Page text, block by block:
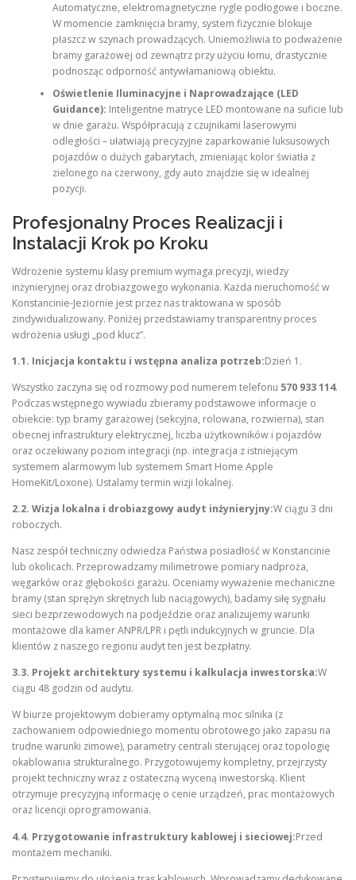
Automatyczne, elektromagnetyczne rygle podłogowe i boczne.
W momencie zamknięcia bramy, system fizycznie blokuje
płaszcz w szynach prowadzących. Uniemożliwia to podważenie
bramy garażowej od zewnątrz przy użyciu łomu, drastycznie
podnosząc odporność antywłamaniową obiektu.
Oświetlenie Iluminacyjne i Naprowadzające (LED
Guidance): Inteligentne matryce LED montowane na suficie lub
w dnie garażu. Współpracują z czujnikami laserowymi
odległości – ułatwiają precyzyjne zaparkowanie luksusowych
pojazdów o dużych gabarytach, zmieniając kolor światła z
zielonego na czerwony, gdy auto znajdzie się w idealnej
pozycji.
Profesjonalny Proces Realizacji i
Instalacji Krok po Kroku
Wdrożenie systemu klasy premium wymaga precyzji, wiedzy
inżynieryjnej oraz drobiazgowego wykonania. Każda nieruchomość w
Konstancinie-Jeziornie jest przez nas traktowana w sposób
zindywidualizowany. Poniżej przedstawiamy transparentny proces
wdrożenia usługi „pod klucz”.
1.1. Inicjacja kontaktu i wstępna analiza potrzeb:Dzień 1.
Wszystko zaczyna się od rozmowy pod numerem telefonu 570 933 114.
Podczas wstępnego wywiadu zbieramy podstawowe informacje o
obiekcie: typ bramy garażowej (sekcyjna, rolowana, rozwierna), stan
obecnej infrastruktury elektrycznej, liczba użytkowników i pojazdów
oraz oczekiwany poziom integracji (np. integracja z istniejącym
systemem alarmowym lub systemem Smart Home Apple
HomeKit/Loxone). Ustalamy termin wizji lokalnej.
2.2. Wizja lokalna i drobiazgowy audyt inżynieryjny:W ciągu 3 dni
roboczych.
Nasz zespół techniczny odwiedza Państwa posiadłość w Konstancinie
lub okolicach. Przeprowadzamy milimetrowe pomiary nadproża,
węgarków oraz głębokości garażu. Oceniamy wyważenie mechaniczne
bramy (stan sprężyn skrętnych lub naciągowych), badamy siłę sygnału
sieci bezprzewodowych na podjeździe oraz analizujemy warunki
montażowe dla kamer ANPR/LPR i pętli indukcyjnych w gruncie. Dla
klientów z naszego regionu audyt ten jest bezpłatny.
3.3. Projekt architektury systemu i kalkulacja inwestorska:W
ciągu 48 godzin od audytu.
W biurze projektowym dobieramy optymalną moc silnika (z
zachowaniem odpowiedniego momentu obrotowego jako zapasu na
trudne warunki zimowe), parametry centrali sterującej oraz topologię
okablowania strukturalnego. Przygotowujemy kompletny, przejrzysty
projekt techniczny wraz z ostateczną wyceną inwestorską. Klient
otrzymuje precyzyjną informację o cenie urządzeń, prac montażowych
oraz licencji oprogramowania.
4.4. Przygotowanie infrastruktury kablowej i sieciowej:Przed
montażem mechaniki.